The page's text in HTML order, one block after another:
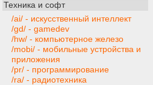
Техника и софт
/ai/ - искусственный интеллект
/gd/ - gamedev
/hw/ - компьютерное железо
/mobi/ - мобильные устройства и
приложения
/pr/ - программирование
/ra/ - радиотехника